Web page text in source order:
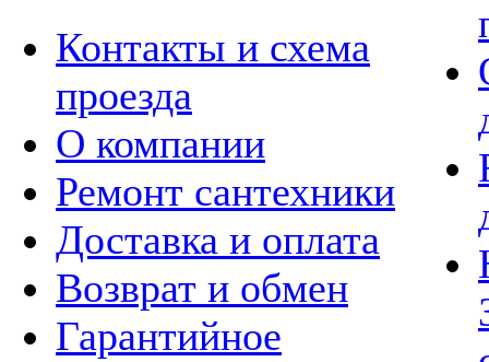
Контакты и схема
проезда
О компании
Ремонт сантехники
Доставка и оплата
Возврат и обмен
Гарантийное